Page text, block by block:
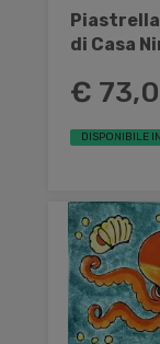
di Casa
€
DISPONIBILE